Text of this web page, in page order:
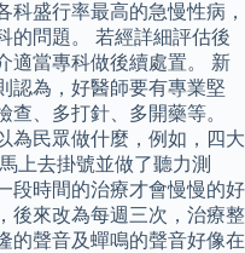
盛行率最高的急慢性病，
的問題。 若經詳細評估後
適當專科做後續處置。 新
認為，好醫師要有專業堅
、多打針、多開藥等。
為民眾做什麼，例如，四大
上去掛號並做了聽力測
段時間的治療才會慢慢的好
後來改為每週三次，治療整
的聲音及蟬鳴的聲音好像在